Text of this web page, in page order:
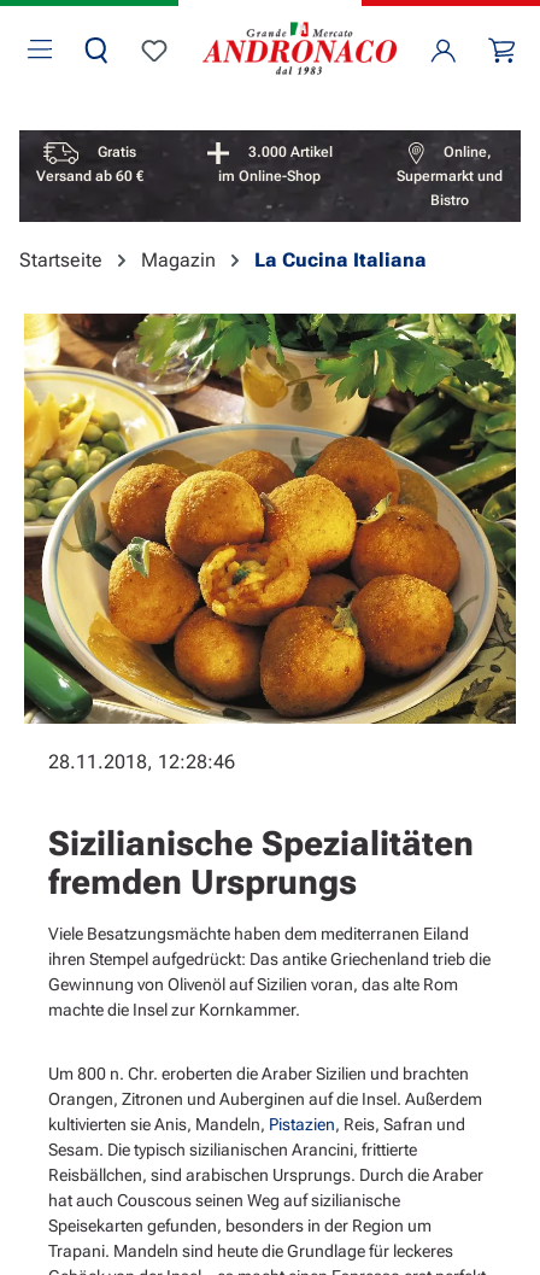
Zum Hauptinhalt springen
Du hast 0 Produkte auf dem Merkzettel
Vorteile überspringen
Gratis
Versand ab 60 €
3.000 Artikel
im Online-Shop
Online,
Supermarkt und
Bistro
Startseite Magazin La Cucina Italiana
28.11.2018, 12:28:46
Sizilianische Spezialitäten
fremden Ursprungs
Viele Besatzungsmächte haben dem mediterranen Eiland
ihren Stempel aufgedrückt: Das antike Griechenland trieb die
Gewinnung von Olivenöl auf Sizilien voran, das alte Rom
machte die Insel zur Kornkammer.
Um 800 n. Chr. eroberten die Araber Sizilien und brachten
Orangen, Zitronen und Auberginen auf die Insel. Außerdem
kultivierten sie Anis, Mandeln, Pistazien, Reis, Safran und
Sesam. Die typisch sizilianischen Arancini, frittierte
Reisbällchen, sind arabischen Ursprungs. Durch die Araber
hat auch Couscous seinen Weg auf sizilianische
Speisekarten gefunden, besonders in der Region um
Trapani. Mandeln sind heute die Grundlage für leckeres